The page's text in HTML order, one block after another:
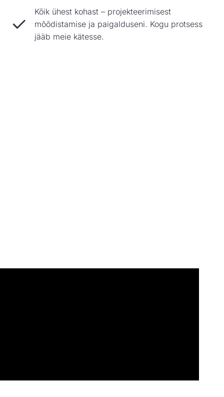
Kõik ühest kohast – projekteerimisest
mõõdistamise ja paigalduseni. Kogu protsess
jääb meie kätesse.